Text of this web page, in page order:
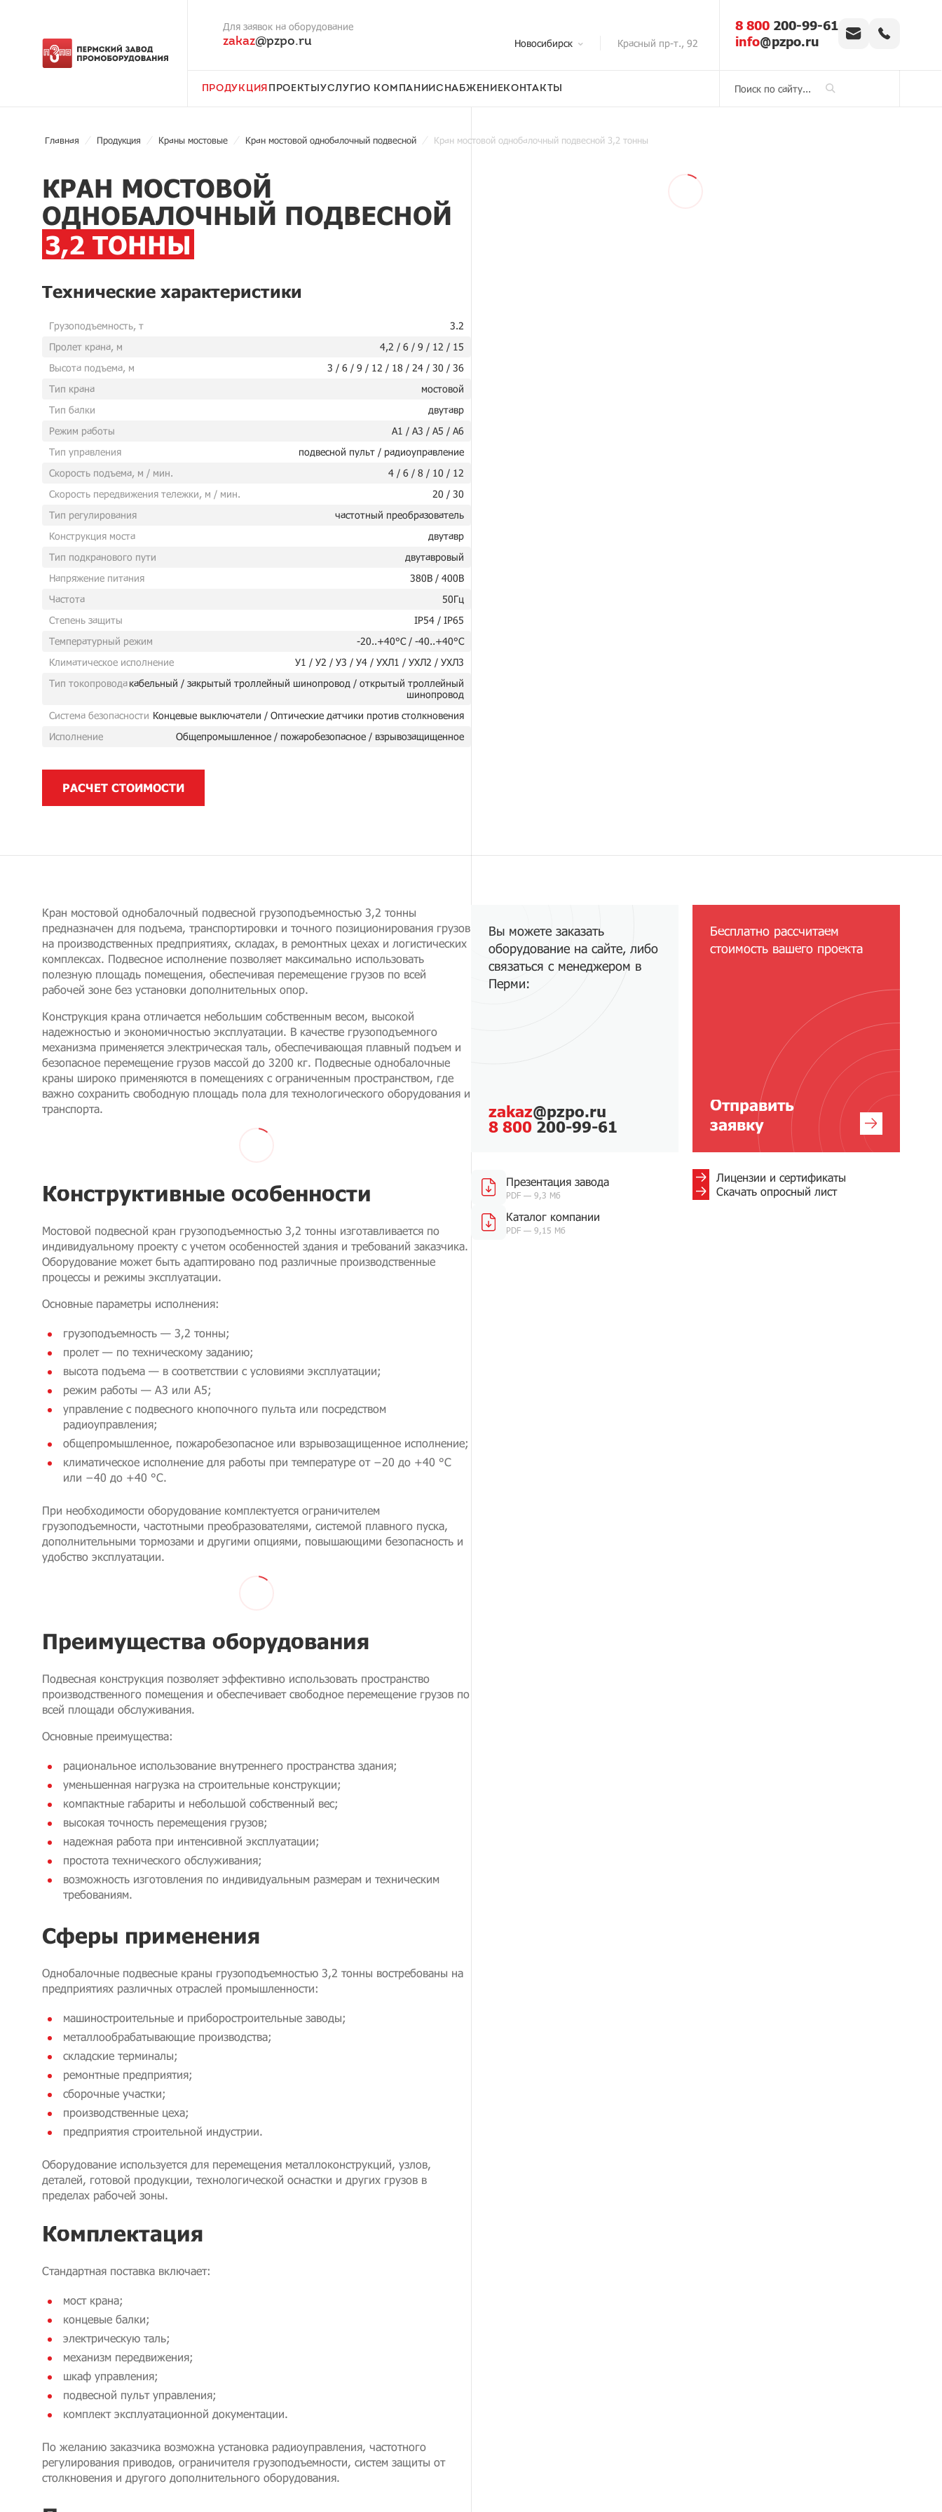
Для заявок на оборудование
zakaz@pzpo.ru Новосибирск Красный пр-т., 92
ПРОДУКЦИЯ ПРОЕКТЫ УСЛУГИО КОМПАНИИСНАБЖЕНИЕКОНТАКТЫ
8 800 200-99-61
info@pzpo.ru
Главная Продукция Краны мостовые Кран мостовой однобалочный подвесной Кран мостовой однобалочный подвесной 3,2 тонны
КРАН МОСТОВОЙ
ОДНОБАЛОЧНЫЙ ПОДВЕСНОЙ
3,2 ТОННЫ
Технические характеристики
Грузоподъемность, т
3.2
Пролет крана, м
4,2 / 6 / 9 / 12 / 15
Высота подъема, м
3 / 6 / 9 / 12 / 18 / 24 / 30 / 36
Тип крана
мостовой
Тип балки
двутавр
Режим работы
А1 / А3 / А5 / А6
Тип управления
подвесной пульт / радиоуправление
Скорость подъема, м / мин.
4 / 6 / 8 / 10 / 12
Скорость передвижения тележки, м / мин.
20 / 30
Тип регулирования
частотный преобразователь
Конструкция моста
двутавр
Тип подкранового пути
двутавровый
Напряжение питания
380В / 400В
Частота
50Гц
Степень защиты
IP54 / IP65
Температурный режим
-20..+40°C / -40..+40°C
Климатическое исполнение
У1 / У2 / У3 / У4 / УХЛ1 / УХЛ2 / УХЛ3
Тип токопроводакабельный / закрытый троллейный шинопровод / открытый троллейный
шинопровод
Система безопасности Концевые выключатели / Оптические датчики против столкновения
Исполнение
Общепромышленное / пожаробезопасное / взрывозащищенное
РАСЧЕТ СТОИМОСТИ
Кран мостовой однобалочный подвесной грузоподъемностью 3,2 тонны
предназначен для подъема, транспортировки и точного позиционирования грузов
на производственных предприятиях, складах, в ремонтных цехах и логистических
комплексах. Подвесное исполнение позволяет максимально использовать
полезную площадь помещения, обеспечивая перемещение грузов по всей
рабочей зоне без установки дополнительных опор.
Конструкция крана отличается небольшим собственным весом, высокой
надежностью и экономичностью эксплуатации. В качестве грузоподъемного
механизма применяется электрическая таль, обеспечивающая плавный подъем и
безопасное перемещение грузов массой до 3200 кг. Подвесные однобалочные
краны широко применяются в помещениях с ограниченным пространством, где
важно сохранить свободную площадь пола для технологического оборудования и
транспорта.
Конструктивные особенности
Мостовой подвесной кран грузоподъемностью 3,2 тонны изготавливается по
индивидуальному проекту с учетом особенностей здания и требований заказчика.
Оборудование может быть адаптировано под различные производственные
процессы и режимы эксплуатации.
Основные параметры исполнения:
грузоподъемность — 3,2 тонны;
пролет — по техническому заданию;
высота подъема — в соответствии с условиями эксплуатации;
режим работы — А3 или А5;
управление с подвесного кнопочного пульта или посредством
радиоуправления;
общепромышленное, пожаробезопасное или взрывозащищенное исполнение;
климатическое исполнение для работы при температуре от −20 до +40 °C
или −40 до +40 °C.
При необходимости оборудование комплектуется ограничителем
грузоподъемности, частотными преобразователями, системой плавного пуска,
дополнительными тормозами и другими опциями, повышающими безопасность и
удобство эксплуатации.
Преимущества оборудования
Подвесная конструкция позволяет эффективно использовать пространство
производственного помещения и обеспечивает свободное перемещение грузов по
всей площади обслуживания.
Основные преимущества:
рациональное использование внутреннего пространства здания;
уменьшенная нагрузка на строительные конструкции;
компактные габариты и небольшой собственный вес;
высокая точность перемещения грузов;
надежная работа при интенсивной эксплуатации;
простота технического обслуживания;
возможность изготовления по индивидуальным размерам и техническим
требованиям.
Сферы применения
Однобалочные подвесные краны грузоподъемностью 3,2 тонны востребованы на
предприятиях различных отраслей промышленности:
машиностроительные и приборостроительные заводы;
металлообрабатывающие производства;
складские терминалы;
ремонтные предприятия;
сборочные участки;
производственные цеха;
предприятия строительной индустрии.
Оборудование используется для перемещения металлоконструкций, узлов,
деталей, готовой продукции, технологической оснастки и других грузов в
пределах рабочей зоны.
Комплектация
Стандартная поставка включает:
мост крана;
концевые балки;
электрическую таль;
механизм передвижения;
шкаф управления;
подвесной пульт управления;
комплект эксплуатационной документации.
По желанию заказчика возможна установка радиоуправления, частотного
регулирования приводов, ограничителя грузоподъемности, систем защиты от
столкновения и другого дополнительного оборудования.
Вы можете заказать
оборудование на сайте, либо
связаться с менеджером в
Перми:
zakaz@pzpo.ru
8 800 200-99-61
Презентация завода
PDF — 9,3 Мб
Каталог компании
PDF — 9,15 Мб
Бесплатно рассчитаем
стоимость вашего проекта
Отправить
заявку
Лицензии и сертификаты
Скачать опросный лист